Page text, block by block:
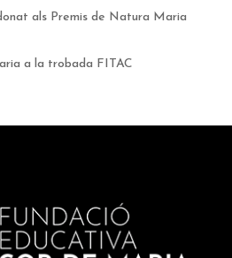
als Premis de Natura Maria
a la trobada FITAC